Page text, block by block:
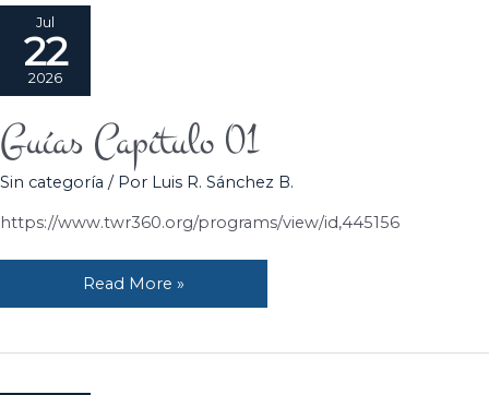
Jul
22
2026
Guías Capítulo 01
Sin categoría / Por Luis R. Sánchez B.
https://www.twr360.org/programs/view/id,445156
Guías
Capítulo
01
Read More »